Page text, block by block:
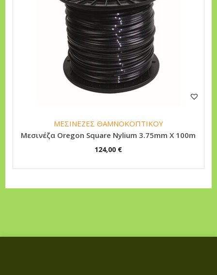
ΜΕΣΙΝΕΖΕΣ ΘΑΜΝΟΚΟΠΤΙΚΟΥ
Μεσινέζα Oregon Square Nylium 3.75mm X 100m
124,00 €